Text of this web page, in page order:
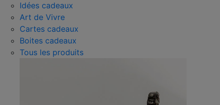
Idées cadeaux
Art de Vivre
Cartes cadeaux
Boites cadeaux
Tous les produits